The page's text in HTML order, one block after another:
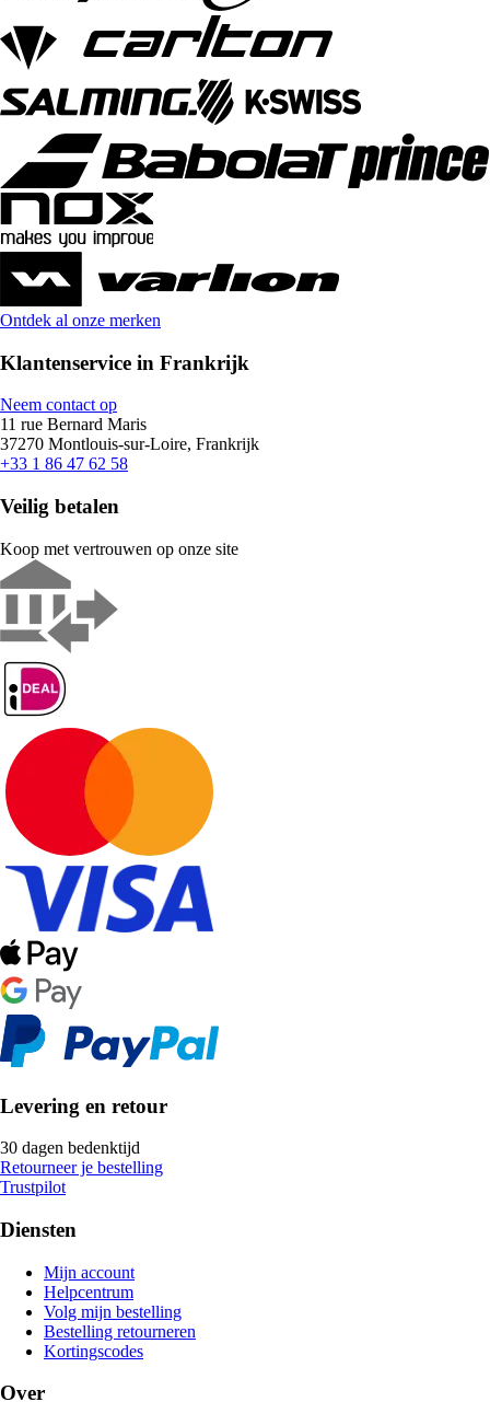
Ontdek al onze merken
Klantenservice in Frankrijk
Neem contact op
11 rue Bernard Maris
37270 Montlouis-sur-Loire, Frankrijk
+33 1 86 47 62 58
Veilig betalen
Koop met vertrouwen op onze site
Levering en retour
30 dagen bedenktijd
Retourneer je bestelling
Trustpilot
Diensten
Mijn account
Helpcentrum
Volg mijn bestelling
Bestelling retourneren
Kortingscodes
Over